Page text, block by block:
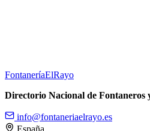
FontaneríaElRayo
Directorio Nacional de Fontaneros
info@fontaneriaelrayo.es